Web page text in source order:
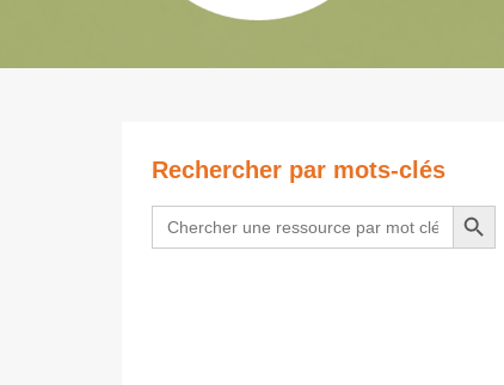
Rechercher par mots-clés
Search
for:
Search Button